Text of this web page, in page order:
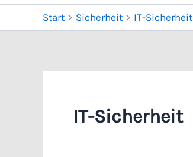
Start Sicherheit IT-Sicherheit
IT-Sicherheit